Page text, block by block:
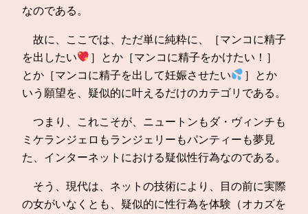
なのである。
故に、ここでは、ただ単に純粋に、［マンコに精子
を出したい
］とか［マンコに精子をかけたい！］
とか［マンコに精子を出して妊娠させたい
］とか
いう願望を、疑似的に叶えるだけのカテゴリである。
つまり、これこそが、ニュートンもダ・ヴィンチも
ミケランジェロもランジェリーもパンティーも夢見
た、インターネットにおける疑似性行為なのである。
そう、現代は、ネットの技術により、目の前に実際
の女がいなくとも、疑似的に性行為を体験（オカズを